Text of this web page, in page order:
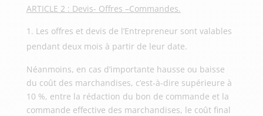
ARTICLE 2 : Devis- Offres –Commandes.
Les offres et devis de l’Entrepreneur sont valables
pendant deux mois à partir de leur date.
Néanmoins, en cas d’importante hausse ou baisse
du coût des marchandises, c’est-à-dire supérieure à
10 %, entre la rédaction du bon de commande et la
commande effective des marchandises, le coût final